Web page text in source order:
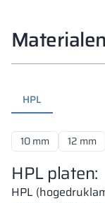
HPL
10 mm 12 mm
HPL platen:
HPL